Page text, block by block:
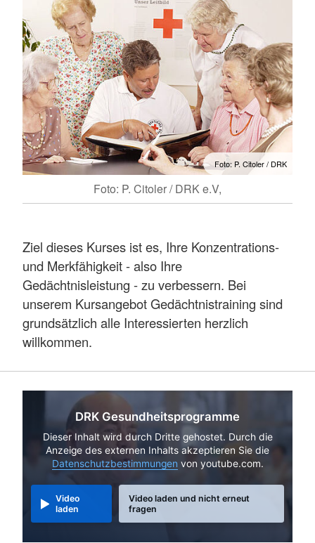
Foto: P. Citoler / DRK
Foto: P. Citoler / DRK e.V,
Ziel dieses Kurses ist es, Ihre Konzentrations-
und Merkfähigkeit - also Ihre
Gedächtnisleistung - zu verbessern. Bei
unserem Kursangebot Gedächtnistraining sind
grundsätzlich alle Interessierten herzlich
willkommen.
DRK Gesundheitsprogramme
Dieser Inhalt wird durch Dritte gehostet. Durch die
Anzeige des externen Inhalts akzeptieren Sie die
Datenschutzbestimmungen von youtube.com.
Video
laden
Video laden und nicht erneut
fragen